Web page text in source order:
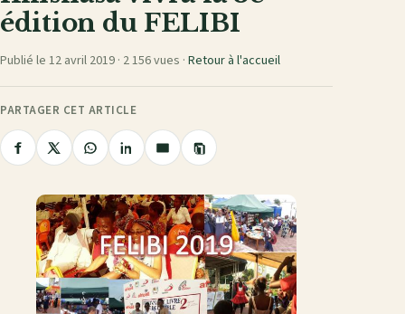
édition du FELIBI
Publié le 12 avril 2019 · 2 156 vues · Retour à l'accueil
PARTAGER CET ARTICLE
Partager
Facebook
Partager
X
Partager
WhatsApp
Partager
LinkedIn
Partager
e-
mail
Copier
le